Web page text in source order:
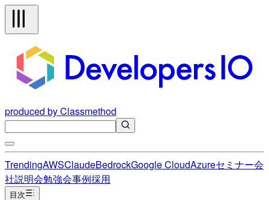
produced by Classmethod
TrendingAWSClaudeBedrockGoogle CloudAzureセミナー会
社説明会勉強会事例採用
目次